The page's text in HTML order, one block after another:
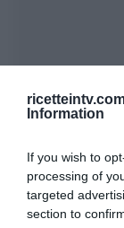
Information
If you wish to
processing of
targeted
section to